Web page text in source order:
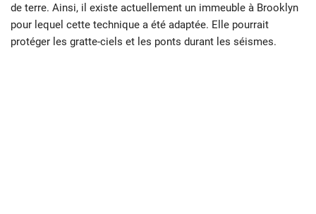
de terre. Ainsi, il existe actuellement un immeuble à Brooklyn
pour lequel cette technique a été adaptée. Elle pourrait
protéger les gratte-ciels et les ponts durant les séismes.